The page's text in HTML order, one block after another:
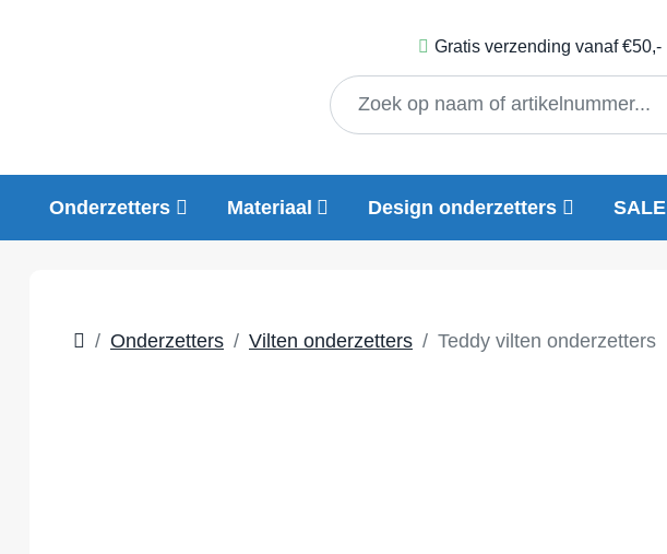
Gratis verzending vanaf €50,-
Onderzetters Materiaal Design onderzetters SALE
Onderzetters Vilten onderzetters Teddy vilten onderzetters